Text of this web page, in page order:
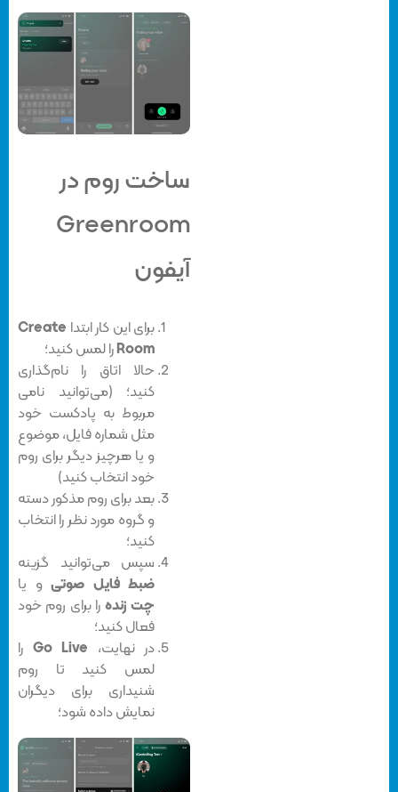
ساخت روم در
Greenroom
آیفون
برای این کار ابتداCreate
Roomرا لمس کنید؛
حالا اتاق را نام‌گذاری
کنید؛ (می‌توانید نامی
مربوط به پادکست خود
مثل شماره فایل، موضوع
و یا هرچیز دیگر برای روم
خود انتخاب کنید)
بعد برای روم مذکور دسته‌
و گروه مورد نظر را انتخاب
کنید؛
سپس می‌توانید گزینه
ضبط فایل صوتیو یا
چت زندهرا برای روم خود
فعال کنید؛
در نهایت،Go Live را
لمس کنید تا روم
شنیداری برای دیگران
نمایش داده شود؛